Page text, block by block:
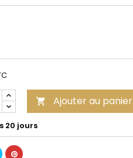
 Ajouter au panier
20 jours